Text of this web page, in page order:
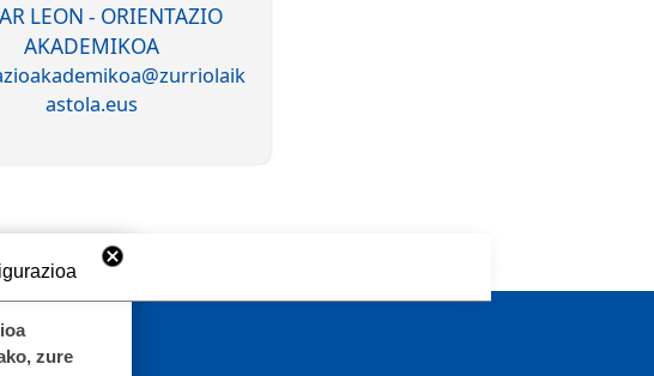
LEON - ORIENTAZIO
AKADEMIKOA
astola.eus
zure